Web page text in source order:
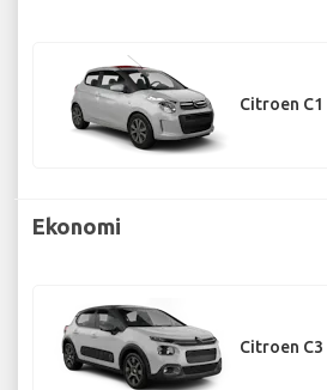
Citroen C1
Ekonomi
Citroen C3